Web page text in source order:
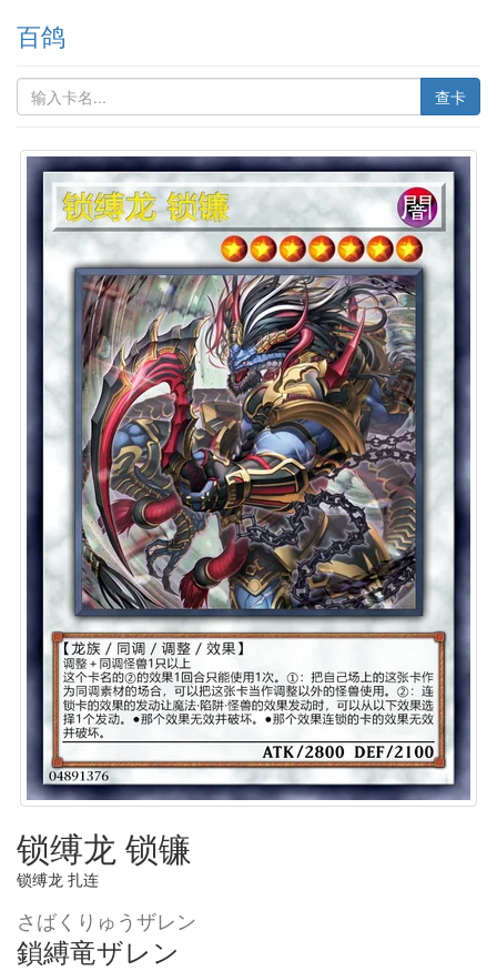
百鸽
查卡
锁缚龙 锁镰
锁缚龙 扎连
さばくりゅうザレン
鎖縛竜ザレン